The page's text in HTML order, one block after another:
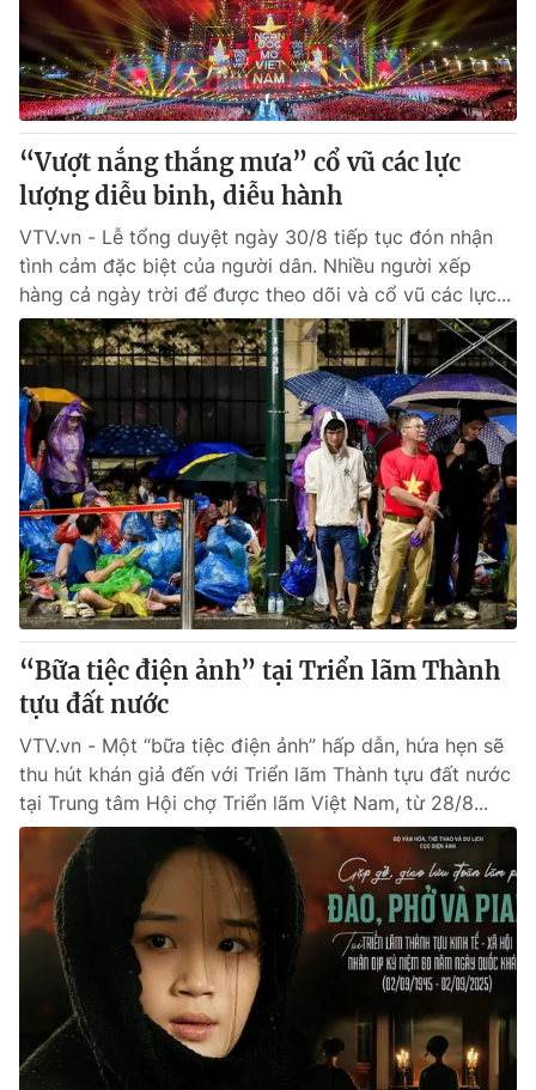
® Cấm sao chép dưới mọi hình thức nếu không có sự chấp
thuận bằng văn bản. Ghi rõ nguồn VTV.vn khi phát hành lại
thông tin từ website này.
“Vượt nắng thắng mưa” cổ vũ các lực
lượng diễu binh, diễu hành
VTV.vn - Lễ tổng duyệt ngày 30/8 tiếp tục đón nhận
tình cảm đặc biệt của người dân. Nhiều người xếp
hàng cả ngày trời để được theo dõi và cổ vũ các lực...
“Bữa tiệc điện ảnh” tại Triển lãm Thành
tựu đất nước
VTV.vn - Một “bữa tiệc điện ảnh” hấp dẫn, hứa hẹn sẽ
thu hút khán giả đến với Triển lãm Thành tựu đất nước
tại Trung tâm Hội chợ Triển lãm Việt Nam, từ 28/8...